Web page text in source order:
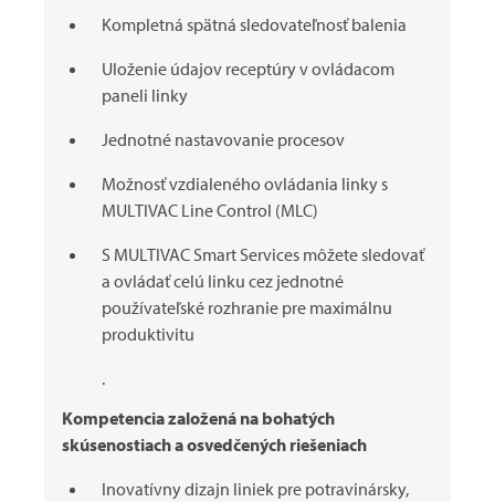
Kompletná spätná sledovateľnosť balenia
Uloženie údajov receptúry v ovládacom
paneli linky
Jednotné nastavovanie procesov
Možnosť vzdialeného ovládania linky s
MULTIVAC Line Control (MLC)
S MULTIVAC Smart Services môžete sledovať
a ovládať celú linku cez jednotné
používateľské rozhranie pre maximálnu
produktivitu
.
Kompetencia založená na bohatých
skúsenostiach a osvedčených riešeniach
Inovatívny dizajn liniek pre potravinársky,